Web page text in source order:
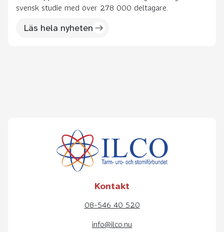
svensk studie med över 278 000 deltagare.
Läs hela nyheten
Kontakt
08-546 40 520
info@ilco.nu